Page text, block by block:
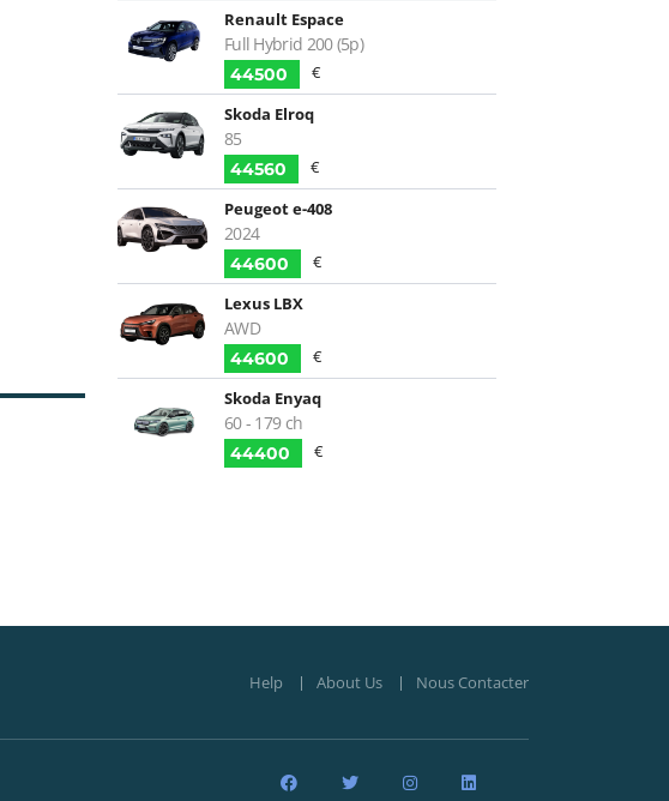
Renault Espace
Full Hybrid 200 (5p)
44500
€
Skoda Elroq
85
44560
€
Peugeot e-408
2024
44600
€
Lexus LBX
AWD
44600
€
Skoda Enyaq
60 - 179 ch
44400 €
Help About Us Nous Contacter